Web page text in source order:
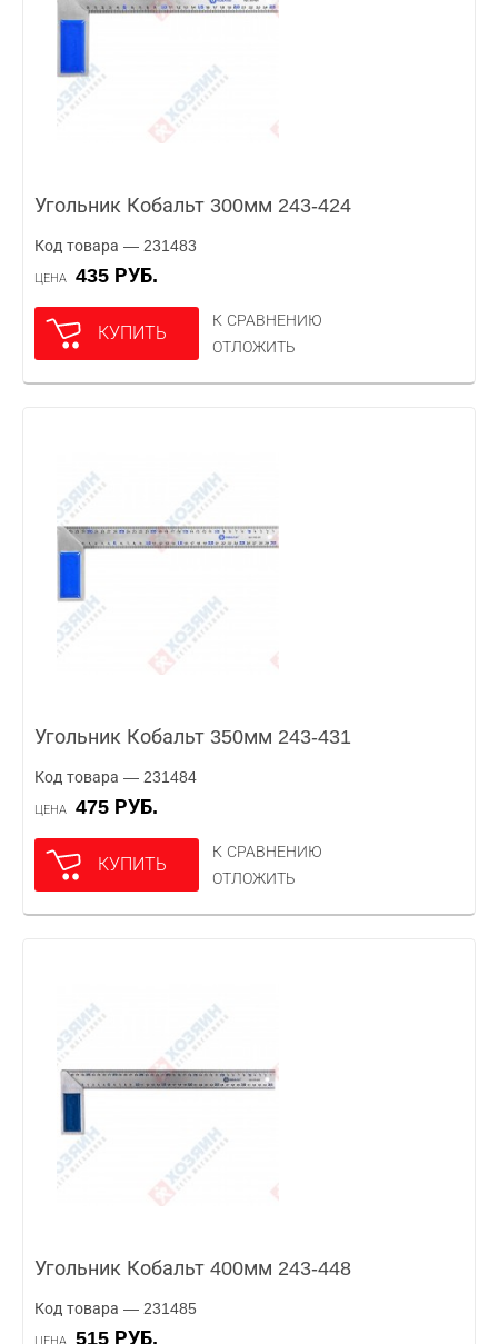
Угольник Кобальт 300мм 243-424
Код товара — 231483
ЦЕНА 435 РУБ.
КУПИТЬ
К СРАВНЕНИЮ
ОТЛОЖИТЬ
Угольник Кобальт 350мм 243-431
Код товара — 231484
ЦЕНА 475 РУБ.
КУПИТЬ
К СРАВНЕНИЮ
ОТЛОЖИТЬ
Угольник Кобальт 400мм 243-448
Код товара — 231485
ЦЕНА 515 РУБ.